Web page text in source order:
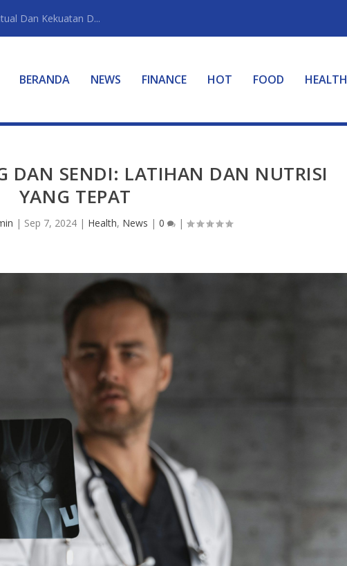
Dan Kekuatan D...
BERANDA NEWS FINANCE HOT FOOD HEALTH
DAN SENDI: LATIHAN DAN NUTRISI
YANG TEPAT
| Sep 7, 2024 | Health, News |0 |